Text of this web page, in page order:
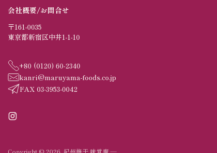
会社概要/お問合せ
〒161-0035
東京都新宿区中井1-1-10
+80 (0120) 60-2340
kanri@maruyama-foods.co.jp
FAX 03-3953-0042